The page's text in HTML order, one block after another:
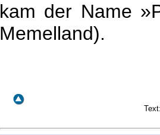
kam der Name
Memelland).